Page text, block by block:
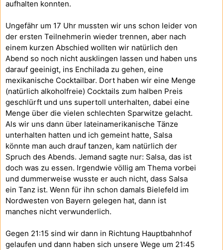
aufhalten konnten.
Ungefähr um 17 Uhr mussten wir uns schon leider von
der ersten Teilnehmerin wieder trennen, aber nach
einem kurzen Abschied wollten wir natürlich den
Abend so noch nicht ausklingen lassen und haben uns
darauf geeinigt, ins Enchilada zu gehen, eine
mexikanische Cocktailbar. Dort haben wir eine Menge
(natürlich alkoholfreie) Cocktails zum halben Preis
geschlürft und uns supertoll unterhalten, dabei eine
Menge über die vielen schlechten Sparwitze gelacht.
Als wir uns dann über lateinamerikanische Tänze
unterhalten hatten und ich gemeint hatte, Salsa
könnte man auch drauf tanzen, kam natürlich der
Spruch des Abends. Jemand sagte nur: Salsa, das ist
doch was zu essen. Irgendwie völlig am Thema vorbei
und dummerweise wusste er auch nicht, dass Salsa
ein Tanz ist. Wenn für ihn schon damals Bielefeld im
Nordwesten von Bayern gelegen hat, dann ist
manches nicht verwunderlich.
Gegen 21:15 sind wir dann in Richtung Hauptbahnhof
gelaufen und dann haben sich unsere Wege um 21:45